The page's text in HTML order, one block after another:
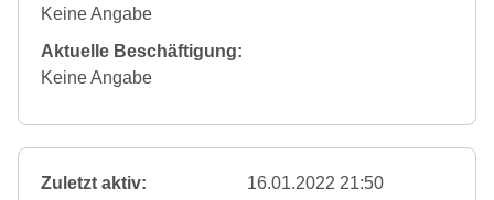
Keine Angabe
Aktuelle Beschäftigung:
Keine Angabe
Zuletzt aktiv:
16.01.2022 21:50